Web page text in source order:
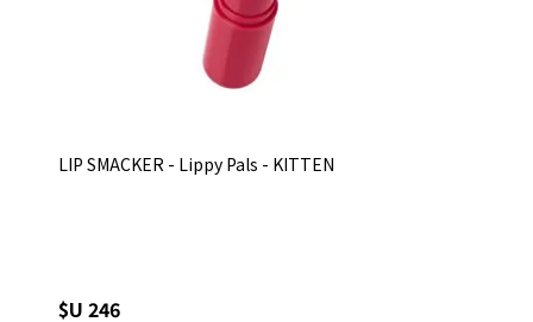
LIP SMACKER - Lippy Pals - KITTEN
$U 246